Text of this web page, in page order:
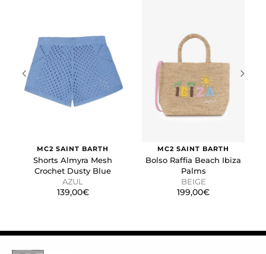
MC2 SAINT BARTH
Shorts Almyra Mesh
Crochet Dusty Blue
AZUL
139,00€
MC2 SAINT BARTH
Bolso Raffia Beach Ibiza
Palms
BEIGE
199,00€
relevantes y atractivos para el usuario individual.
GUARDAR CONFIGURACIÓN
Puedes volver a configurar tus cookies desde la sección